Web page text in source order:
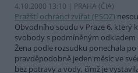
4.10.2000 13:10 | PRAHA (ČIA)
Pražští ochránci zvířat (PSOZ)
Obvodního soudu v Praze 6, který
svobody s podmíněným
Žena podle rozsudku ponechala
pravděpodobně jeden měsíc ve
bez potravy a vody, čímž je